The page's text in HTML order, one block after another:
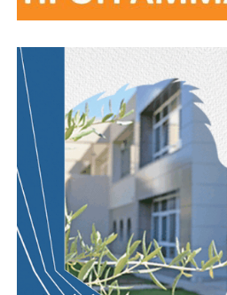
Βασίλης Μαθιουδάκης
billmathioudakis@hotmail.com